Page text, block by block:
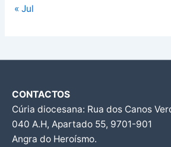
« Jul
CONTACTOS
Cúria diocesana: Rua dos Canos
040 A.H, Apartado 55, 9701-901
Angra do Heroísmo.